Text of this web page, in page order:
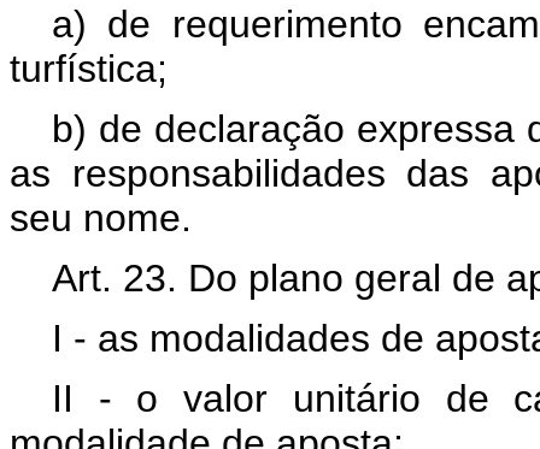
a) de requerimento
turfística;
b) de declaração expressa
as responsabilidades das
seu nome.
Art. 23. Do plano geral de
I - as modalidades de
II - o valor unitário de